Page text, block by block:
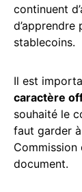
continuent
stablecoins.
Il est
caractère
souhaité le
faut garder
Commission
document.